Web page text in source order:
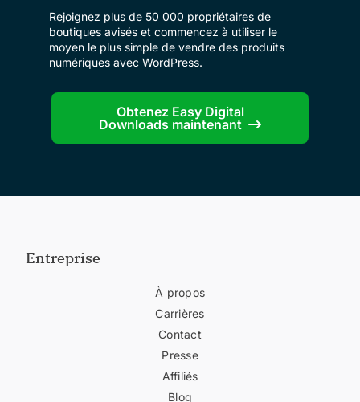
Rejoignez plus de 50 000 propriétaires de
boutiques avisés et commencez à utiliser le
moyen le plus simple de vendre des produits
numériques avec WordPress.
Obtenez Easy Digital
Downloads maintenant
Entreprise
À propos
Carrières
Contact
Presse
Affiliés
Blog